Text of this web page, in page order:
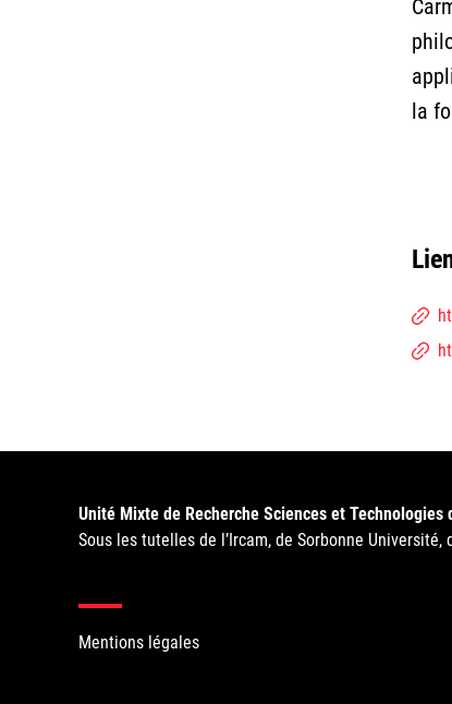
la
Unité Mixte de Recherche Sciences et Technologies
Sous les tutelles de l’Ircam, de Sorbonne
Mentions légales